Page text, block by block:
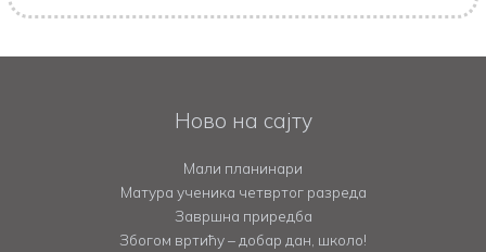
Ново на сајту
Мали планинари
Матура ученика четвртог разреда
Завршна приредба
Збогом вртићу – добар дан, школо!